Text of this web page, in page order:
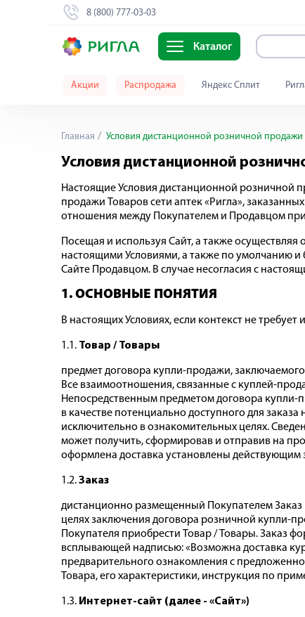
8 (800) 777-03-03
Каталог
Акции Распродажа Яндекс Сплит
Главная Условия дистанционной розничной продажи
Условия дистанционной
Настоящие Условия дистанционной розничной
продажи Товаров сети аптек «Ригла»,
отношения между Покупателем и Продавцом при
Посещая и используя Сайт, а также осуществляя
настоящими Условиями, а также по умолчанию и
Сайте Продавцом. В случае несогласия с
1. ОСНОВНЫЕ ПОНЯТИЯ
В настоящих Условиях, если контекст не
1.1. Товар / Товары
предмет договора купли-продажи,
Все взаимоотношения, связанные с куплей-
Непосредственным предметом договора
в качестве потенциально доступного для
исключительно в ознакомительных целях.
может получить, сформировав и отправив на
оформлена доставка установлены
1.2.Заказ
дистанционно размещенный Покупателем Заказ
целях заключения договора розничной купли-
Покупателя приобрести Товар / Товары. Заказ
всплывающей надписью: «Возможна доставка
предварительного ознакомления с
Товара, его характеристики, инструкция по
1.3. Интернет-сайт (далее - «Сайт»)